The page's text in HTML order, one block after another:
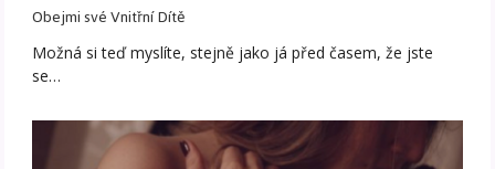
Obejmi své Vnitřní Dítě
Možná si teď myslíte, stejně jako já před časem, že jste
se…